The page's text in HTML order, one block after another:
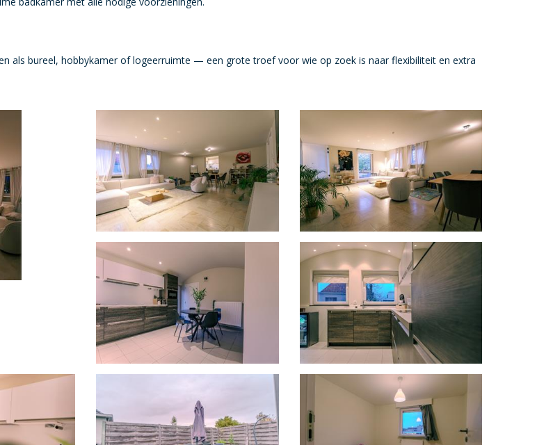
als bureel, hobbykamer of logeerruimte — een grote troef voor wie op zoek is naar flexibiliteit en extra